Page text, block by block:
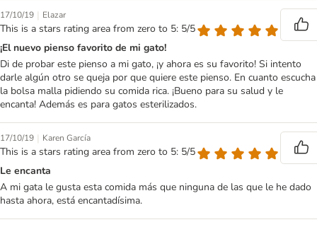
17/10/19 | Elazar
This is a stars rating area from zero to 5: 5/5
¡El nuevo pienso favorito de mi gato!
Di de probar este pienso a mi gato, ¡y ahora es su favorito! Si intento
darle algún otro se queja por que quiere este pienso. En cuanto escucha
la bolsa malla pidiendo su comida rica. ¡Bueno para su salud y le
encanta! Además es para gatos esterilizados.
17/10/19 | Karen García
This is a stars rating area from zero to 5: 5/5
Le encanta
A mi gata le gusta esta comida más que ninguna de las que le he dado
hasta ahora, está encantadísima.